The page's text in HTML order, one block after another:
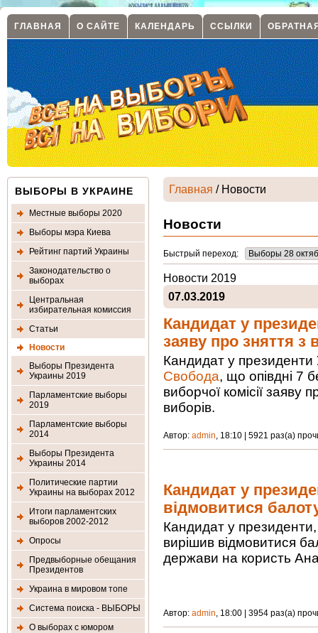
ГЛАВНАЯ О САЙТЕ КАЛЕНДАРЬ ССЫЛКИ
ВЫБОРЫ В УКРАИНЕ
Местные выборы 2020
Выборы мэра Киева
Рейтинг партий Украины
Законодательство о
выборах
Центральная
избирательная комиссия
Статьи
Новости
Выборы Президента
Украины 2019
Парламентские выборы
2019
Парламентские выборы
2014
Выборы Президента
Украины 2014
Политические партии
Украины на выборах 2012
Итоги парламентских
выборов 2002-2012
Опросы
Предвыборные обещания
Президентов
Украина в мировом топе
Система поиска - ВЫБОРЫ
О выборах с юмором
Главная / Новости
Новости
Быстрый переход:
Новости 2019
07.03.2019
Кандидат у
заяву про зняття з
Кандидат у
Свобода, що опівдні 7
виборчої комісії заяву
виборів.
Автор: admin, 18:10 | 5921 раз(а)
Кандидат у
відмовитися
Кандидат у
вирішив відмовитися
держави на користь
Автор: admin, 18:00 | 3954 раз(а)